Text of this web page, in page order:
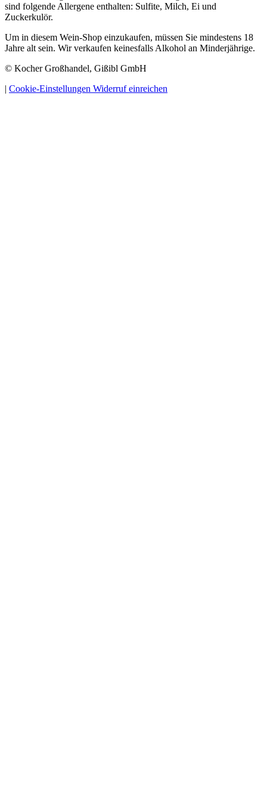
sind folgende Allergene enthalten: Sulfite, Milch, Ei und
Zuckerkulör.
Um in diesem Wein-Shop einzukaufen, müssen Sie mindestens 18
Jahre alt sein. Wir verkaufen keinesfalls Alkohol an Minderjährige.
© Kocher Großhandel, Gißibl GmbH
| Cookie-Einstellungen Widerruf einreichen